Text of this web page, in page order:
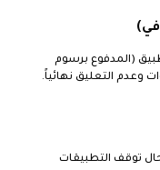
(المدفوع برسوم
وعدم التعليق نهائياً.
توقف التطبيقات